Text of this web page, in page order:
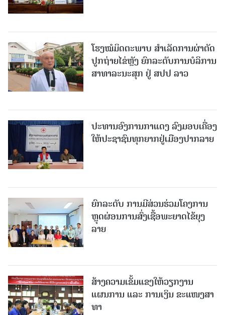
ໂຮງໝໍມິດຕະພາບ ສໍາເລັດການຜ່າຕັດ
ປູກຖ່າຍໄຂ່ຫຼັງ ຍົກລະດັບການບໍລິການ
ສາທາລະນະສຸກ ຢູ່ ສປປ ລາວ
ປະທານອົງການກາແດງ ລົງມອບເຄື່ອງ
ໃຫ້ປະຊາຊົນທຸກຍາກຢູ່ເມືອງປາກລາຍ
ຍົກລະດັບ ການມີສ່ວນຮ່ວມໂຄງການ
ຫຼຸດຜ່ອນການສົ່ງເຊື້ອພະຍາດໄຂ້ຍຸງ
ລາຍ
ສ້າງຄວາມເຂັ້ມແຂງໃຫ້ວຽກງານ
ແຜນການ ແລະ ການເງິນ ຂະແໜງສາ
ທາ